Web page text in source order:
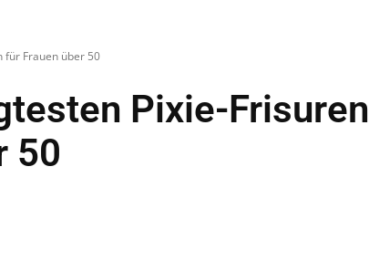
für Frauen über 50
Pixie-Frisuren
50